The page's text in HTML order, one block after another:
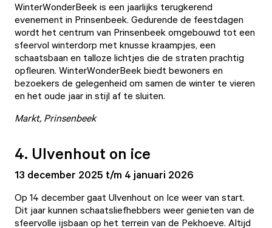
WinterWonderBeek is een jaarlijks terugkerend
evenement in Prinsenbeek. Gedurende de feestdagen
wordt het centrum van Prinsenbeek omgebouwd tot een
sfeervol winterdorp met knusse kraampjes, een
schaatsbaan en talloze lichtjes die de straten prachtig
opfleuren. WinterWonderBeek biedt bewoners en
bezoekers de gelegenheid om samen de winter te vieren
en het oude jaar in stijl af te sluiten.
Markt, Prinsenbeek
4. Ulvenhout on ice
13 december 2025 t/m 4 januari 2026
Op 14 december gaat Ulvenhout on Ice weer van start.
Dit jaar kunnen schaatsliefhebbers weer genieten van de
sfeervolle ijsbaan op het terrein van de Pekhoeve. Altijd